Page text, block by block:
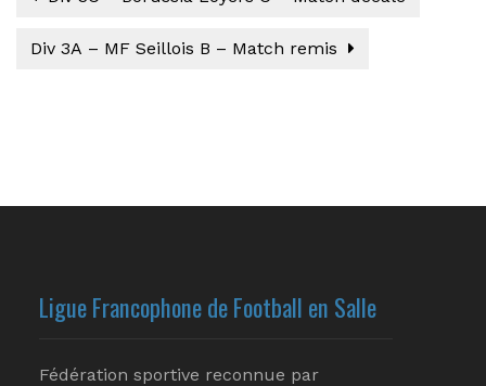
Div 3A – MF Seillois B – Match remis
Ligue Francophone de Football en Salle
Fédération sportive reconnue par